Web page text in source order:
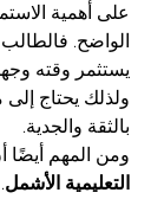
على أهمية
الواضح.
يستثمر وقته
ولذلك يحتاج
بالثقة والجدية.
ومن المهم أيضًا
التعليمية الأشمل